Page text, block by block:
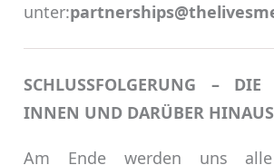
unter:
SCHLUSSFOLGERUNG –
INNEN UND DARÜBER HINAUS
Am Ende werden uns